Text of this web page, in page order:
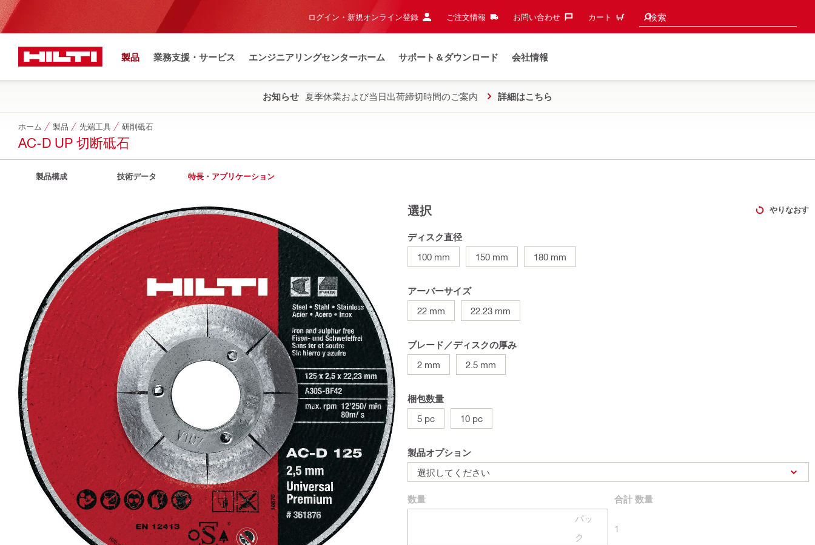
ログイン・新規オンライン登録 ご注文情報 お問い合わせ‎ カート 検索
検索候補
製品 業務支援・サービス エンジニアリングセンターホーム サポート＆ダウンロード 会社情報
お知らせ 夏季休業および当日出荷締切時間のご案内 詳細はこちら
ホーム 製品 先端工具 研削砥石
AC-D UP 切断砥石
製品構成 技術データ 特長・アプリケーション
選択 やりなおす
ディスク直径
100 mm
150 mm 180 mm
アーバーサイズ
22 mm
22.23 mm
ブレード／ディスクの厚み
2 mm
2.5 mm
梱包数量
5 pc
10 pc
製品オプション
選択してください
数量
パッ
ク
合計 数量
1